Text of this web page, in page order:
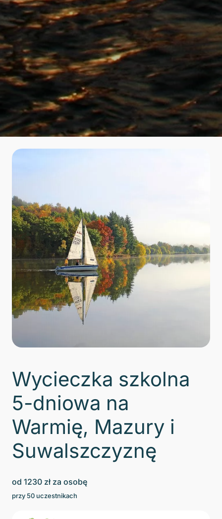
Wycieczka szkolna
5-dniowa na
Warmię, Mazury i
Suwalszczyznę
od 1230 zł za osobę
przy50 uczestnikach